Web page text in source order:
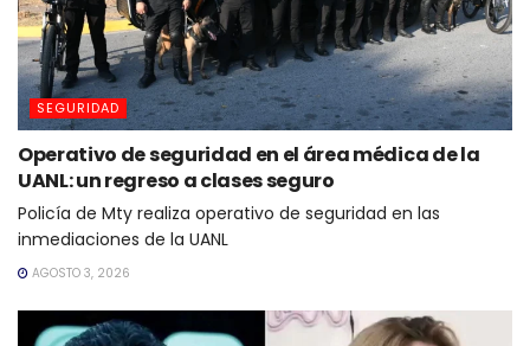
SEGURIDAD
Operativo de seguridad en el área médica de la
UANL: un regreso a clases seguro
Policía de Mty realiza operativo de seguridad en las
inmediaciones de la UANL
AGOSTO 3, 2026